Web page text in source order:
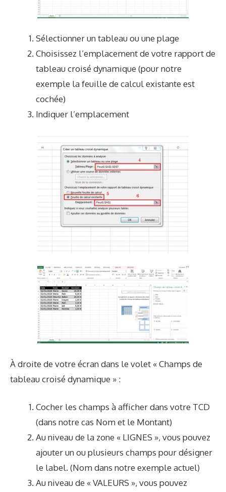
Sélectionner un tableau ou une plage
Choisissez l’emplacement de votre rapport de
tableau croisé dynamique (pour notre
exemple la feuille de calcul existante est
cochée)
Indiquer l’emplacement
À droite de votre écran dans le volet « Champs de
tableau croisé dynamique » :
Cocher les champs à afficher dans votre TCD
(dans notre cas Nom et le Montant)
Au niveau de la zone « LIGNES », vous pouvez
ajouter un ou plusieurs champs pour désigner
le label. (Nom dans notre exemple actuel)
Au niveau de « VALEURS », vous pouvez